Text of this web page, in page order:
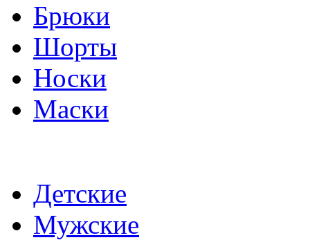
Брюки
Шорты
Носки
Маски
Детские
Мужские